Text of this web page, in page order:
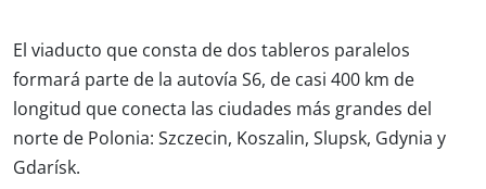
El viaducto que consta de dos tableros paralelos
formará parte de la autovía S6, de casi 400 km de
longitud que conecta las ciudades más grandes del
norte de Polonia: Szczecin, Koszalin, Slupsk, Gdynia y
Gdarísk.